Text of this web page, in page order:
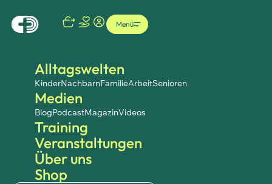
Alltagswelten
KinderNachbarnFamilieArbeitSenioren
Medien
BlogPodcastMagazinVideos
Training
Veranstaltungen
Über uns
Shop
Menü